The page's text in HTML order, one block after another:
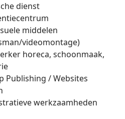
dienst
middelen
videomontage)
horeca, schoonmaak,
Publishing / Websites
werkzaamheden